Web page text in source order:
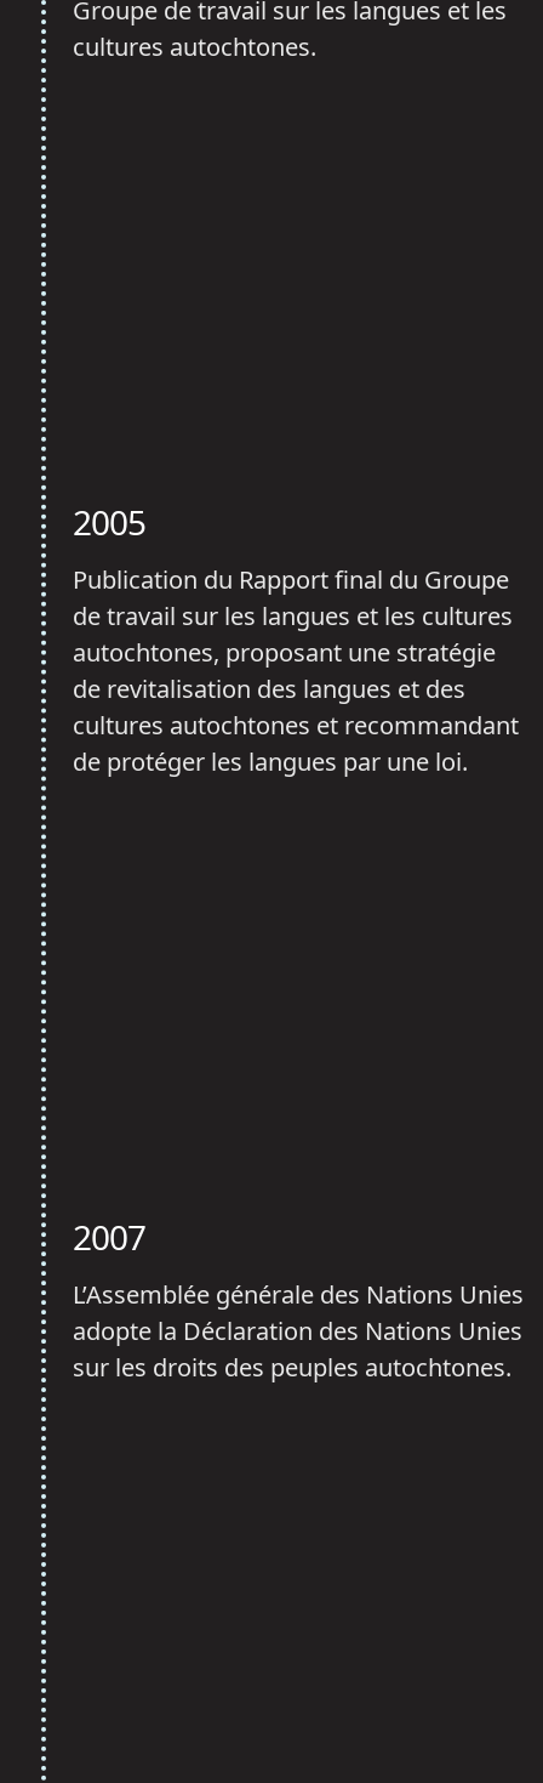
Groupe de travail sur les langues et les
cultures autochtones.
2005
Publication du Rapport final du Groupe
de travail sur les langues et les cultures
autochtones, proposant une stratégie
de revitalisation des langues et des
cultures autochtones et recommandant
de protéger les langues par une loi.
2007
L’Assemblée générale des Nations Unies
adopte la Déclaration des Nations Unies
sur les droits des peuples autochtones.